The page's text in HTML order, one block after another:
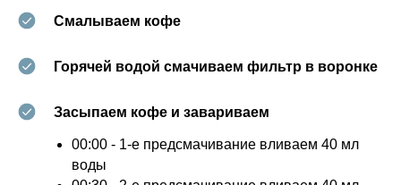
Смалываем кофе
Горячей водой смачиваем фильтр в воронке
Засыпаем кофе и завариваем
00:00 - 1-е предсмачивание вливаем 40 мл
воды